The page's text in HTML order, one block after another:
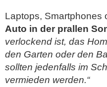
Laptops, Smartphones
Auto in der prallen
verlockend ist, das
den Garten oder den
sollten jedenfalls im
vermieden werden.“